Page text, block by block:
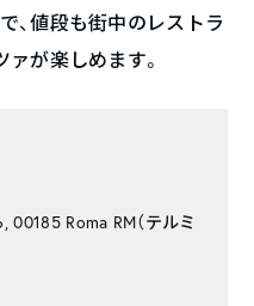
、値段も街中のレストラ
が楽しめます。
00185 Roma RM（テルミ